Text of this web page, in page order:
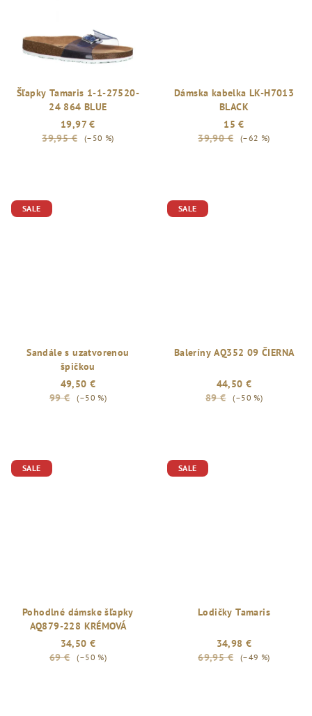
Šľapky Tamaris 1-1-27520-
24 864 BLUE
19,97 €
39,95 €
(–50 %)
Dámska kabelka LK-H7013
BLACK
15 €
39,90 €
(–62 %)
SALE
Sandále s uzatvorenou
špičkou
49,50 €
99 €
(–50 %)
SALE
Baleríny AQ352 09 ČIERNA
44,50 €
89 €
(–50 %)
SALE
Pohodlné dámske šľapky
AQ879-228 KRÉMOVÁ
34,50 €
69 €
(–50 %)
SALE
Lodičky Tamaris
34,98 €
69,95 €
(–49 %)